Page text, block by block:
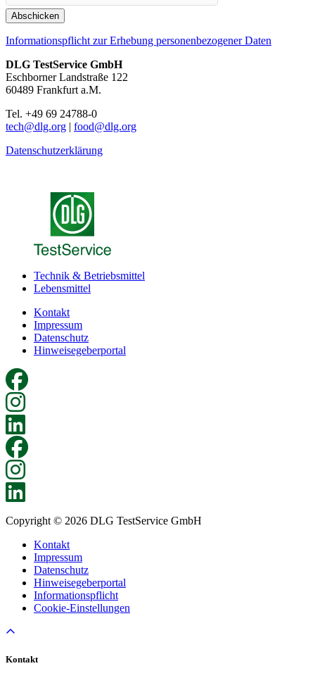
Abschicken
Informationspflicht zur Erhebung personenbezogener Daten
DLG TestService GmbH
Eschborner Landstraße 122
60489 Frankfurt a.M.
Tel. +49 69 24788-0
tech@dlg.org | food@dlg.org
Datenschutzerklärung
Technik & Betriebsmittel
Lebensmittel
Kontakt
Impressum
Datenschutz
Hinweisegeberportal
Copyright © 2026 DLG TestService GmbH
Kontakt
Impressum
Datenschutz
Hinweisegeberportal
Informationspflicht
Cookie-Einstellungen
Kontakt